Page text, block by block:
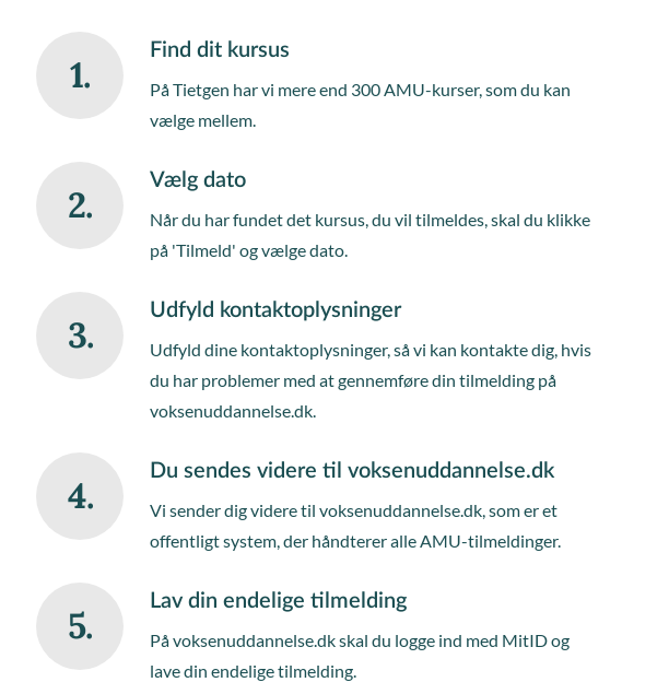
1.
Find dit kursus
På Tietgen har vi mere end 300 AMU-kurser, som du kan
vælge mellem.
2.
Vælg dato
Når du har fundet det kursus, du vil tilmeldes, skal du klikke
på 'Tilmeld' og vælge dato.
3.
Udfyld kontaktoplysninger
Udfyld dine kontaktoplysninger, så vi kan kontakte dig, hvis
du har problemer med at gennemføre din tilmelding på
voksenuddannelse.dk.
4.
Du sendes videre til voksenuddannelse.dk
Vi sender dig videre til voksenuddannelse.dk, som er et
offentligt system, der håndterer alle AMU-tilmeldinger.
5.
Lav din endelige tilmelding
På voksenuddannelse.dk skal du logge ind med MitID og
lave din endelige tilmelding.